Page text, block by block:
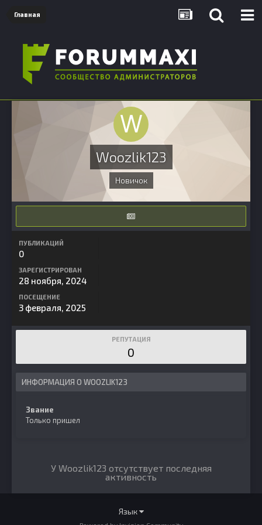
Главная
Woozlik123
Новичок
ПУБЛИКАЦИЙ
0
ЗАРЕГИСТРИРОВАН
28 ноября, 2024
ПОСЕЩЕНИЕ
3 февраля, 2025
РЕПУТАЦИЯ
0
ИНФОРМАЦИЯ О WOOZLIK123
Звание
Только пришел
У Woozlik123 отсутствует последняя
активность
Язык